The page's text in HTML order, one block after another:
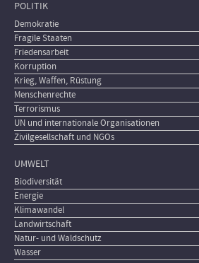
POLITIK
Demokratie
Fragile Staaten
Friedensarbeit
Korruption
Krieg, Waffen, Rüstung
Menschenrechte
Terrorismus
UN und internationale Organisationen
Zivilgesellschaft und NGOs
UMWELT
Biodiversität
Energie
Klimawandel
Landwirtschaft
Natur- und Waldschutz
Wasser